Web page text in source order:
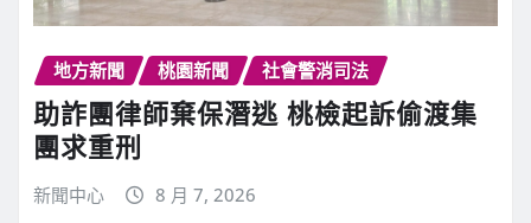
地方新聞 桃園新聞 社會警消司法
助詐團律師棄保潛逃 桃檢起訴偷渡集
團求重刑
新聞中心 8 月 7, 2026